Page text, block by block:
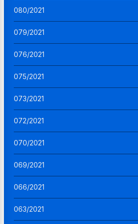
080/2021
079/2021
076/2021
075/2021
073/2021
072/2021
070/2021
069/2021
066/2021
063/2021